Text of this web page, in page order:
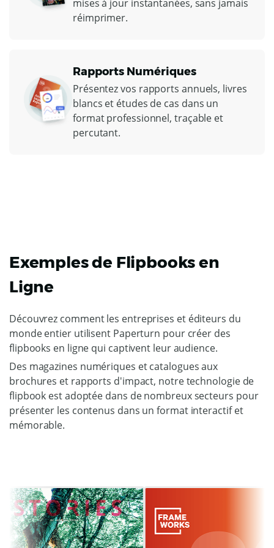
mises à jour instantanées, sans jamais
réimprimer.
Rapports Numériques
Présentez vos rapports annuels, livres
blancs et études de cas dans un
format professionnel, traçable et
percutant.
Exemples de Flipbooks en
Ligne
Découvrez comment les entreprises et éditeurs du
monde entier utilisent Paperturn pour créer des
flipbooks en ligne qui captivent leur audience.
Des magazines numériques et catalogues aux
brochures et rapports d'impact, notre technologie de
flipbook est adoptée dans de nombreux secteurs pour
présenter les contenus dans un format interactif et
mémorable.